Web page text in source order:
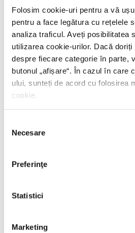
Folosim cookie-uri pentru a vă
pentru a face legătura cu rețelele
analiza traficul. Aveți posibilitatea
utilizarea cookie-urilor. Dacă
despre fiecare categorie în parte,
butonul „ afișare“. În cazul în care
ului, sunteți de acord cu folosirea
cookie.
consimțământului
Necesare
Preferinţe
Statistici
Marketing
PREȚ 71.99